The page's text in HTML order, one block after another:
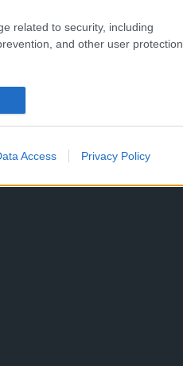
related to security, including
and other user protection.
Access Privacy Policy